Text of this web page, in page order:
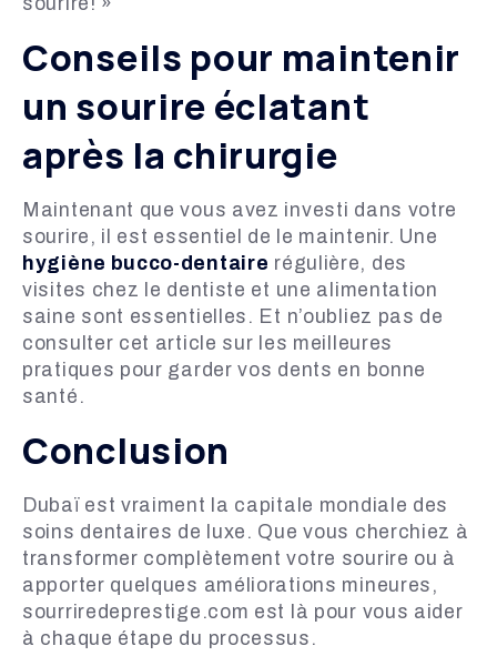
Conseils pour maintenir
un sourire éclatant
après la chirurgie
Maintenant que vous avez investi dans votre
sourire, il est essentiel de le maintenir. Une
hygiène bucco-dentaire régulière, des
visites chez le dentiste et une alimentation
saine sont essentielles. Et n’oubliez pas de
consulter cet article sur les meilleures
pratiques pour garder vos dents en bonne
santé.
Conclusion
Dubaï est vraiment la capitale mondiale des
soins dentaires de luxe. Que vous cherchiez à
transformer complètement votre sourire ou à
apporter quelques améliorations mineures,
sourriredeprestige.com est là pour vous aider
à chaque étape du processus.